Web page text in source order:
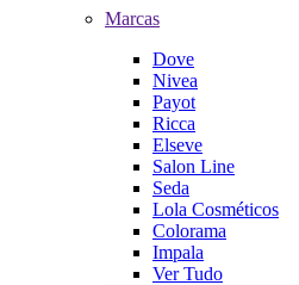
Marcas
Dove
Nivea
Payot
Ricca
Elseve
Salon Line
Seda
Lola Cosméticos
Colorama
Impala
Ver Tudo